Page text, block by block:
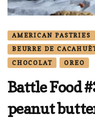
AMERICAN PASTRIES
BEURRE DE
CHOCOLAT
OREO
Battle Food
peanut